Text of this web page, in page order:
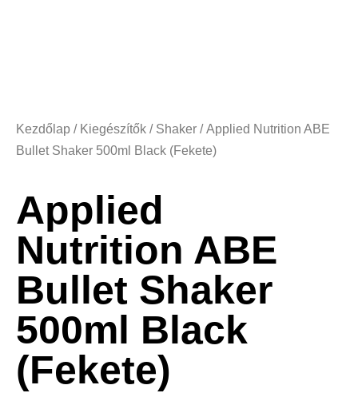
Kezdőlap / Kiegészítők / Shaker / Applied Nutrition ABE
Bullet Shaker 500ml Black (Fekete)
Applied
Nutrition ABE
Bullet Shaker
500ml Black
(Fekete)